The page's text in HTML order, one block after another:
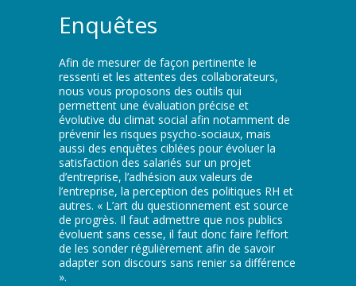
Enquêtes
Afin de mesurer de façon pertinente le
ressenti et les attentes des collaborateurs,
nous vous proposons des outils qui
permettent une évaluation précise et
évolutive du climat social afin notamment de
prévenir les risques psycho-sociaux, mais
aussi des enquêtes ciblées pour évoluer la
satisfaction des salariés sur un projet
d’entreprise, l’adhésion aux valeurs de
l’entreprise, la perception des politiques RH et
autres. « L’art du questionnement est source
de progrès. Il faut admettre que nos publics
évoluent sans cesse, il faut donc faire l’effort
de les sonder régulièrement afin de savoir
adapter son discours sans renier sa différence
».